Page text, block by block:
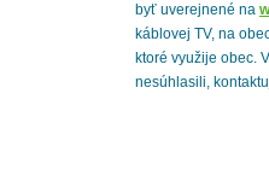
byť uverejnené na
káblovej TV, na
ktoré využije obec.
nesúhlasili,